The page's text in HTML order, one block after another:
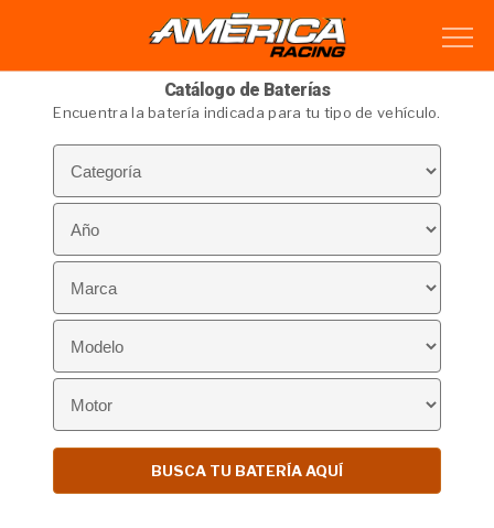
Catálogo de Baterías
Encuentra la batería indicada para tu tipo de vehículo.